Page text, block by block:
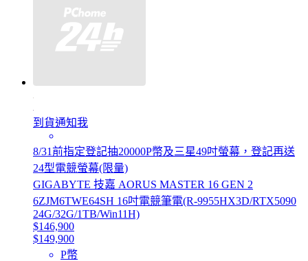
到貨通知我
8/31前指定登記抽20000P幣及三星49吋螢幕，登記再送
24型電競螢幕(限量)
GIGABYTE 技嘉 AORUS MASTER 16 GEN 2
6ZJM6TWE64SH 16吋電競筆電(R-9955HX3D/RTX5090
24G/32G/1TB/Win11H)
$146,900
$149,900
P幣